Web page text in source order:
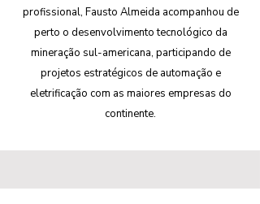
profissional, Fausto Almeida acompanhou de
perto o desenvolvimento tecnológico da
mineração sul-americana, participando de
projetos estratégicos de automação e
eletrificação com as maiores empresas do
continente.